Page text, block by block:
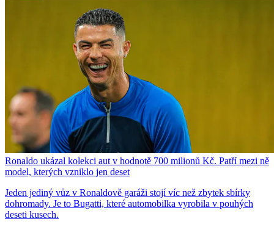
Ronaldo ukázal kolekci aut v hodnotě 700 milionů Kč. Patří mezi ně
model, kterých vzniklo jen deset
Jeden jediný vůz v Ronaldově garáži stojí víc než zbytek sbírky
dohromady. Je to Bugatti, které automobilka vyrobila v pouhých
deseti kusech.